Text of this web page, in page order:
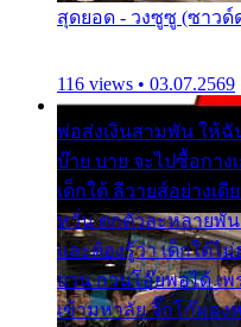
สุดยอด - วงซูซู (ซาวด์
116 views • 03.07.2569
พ่อส่งเงินสามพัน ให้
บ๊าย บาย จะไปซื้อกาง
เด็กใต้ ลีวายส์อย่างเ
หวั่น ตกตัวละหลายพัน
และต้องรู้ว่า เด็กใต้ไ
ยวน กวนโอ๊ยพอได้ เ
เข้ามหาลัย จิ๊กโก๊มอง